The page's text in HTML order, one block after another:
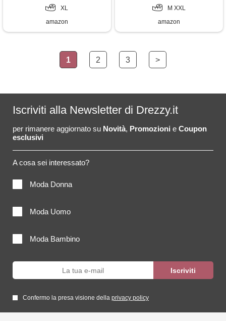
XL
amazon
M XXL
amazon
1 2 3 >
Iscriviti alla Newsletter di Drezzy.it
per rimanere aggiornato su Novità, Promozioni e Coupon
esclusivi
A cosa sei interessato?
Moda Donna
Moda Uomo
Moda Bambino
Confermo la presa visione della privacy policy